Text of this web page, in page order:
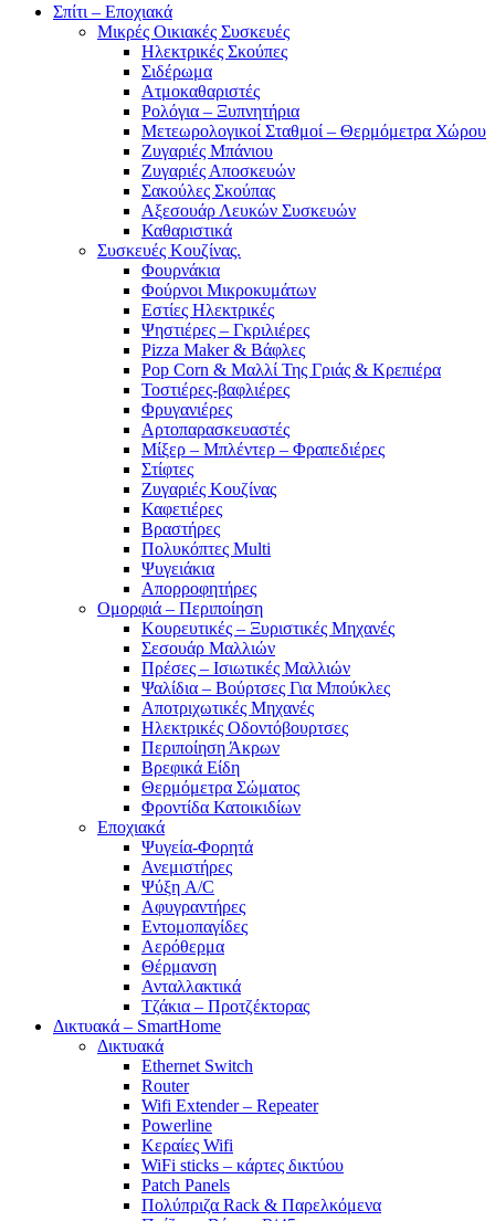
Σπίτι – Εποχιακά
Μικρές Οικιακές Συσκευές
Ηλεκτρικές Σκούπες
Σιδέρωμα
Ατμοκαθαριστές
Ρολόγια – Ξυπνητήρια
Μετεωρολογικοί Σταθμοί – Θερμόμετρα Χώρου
Ζυγαριές Μπάνιου
Ζυγαριές Αποσκευών
Σακούλες Σκούπας
Αξεσουάρ Λευκών Συσκευών
Καθαριστικά
Συσκευές Κουζίνας.
Φουρνάκια
Φούρνοι Μικροκυμάτων
Εστίες Ηλεκτρικές
Ψηστιέρες – Γκριλιέρες
Pizza Maker & Βάφλες
Pop Corn & Μαλλί Της Γριάς & Κρεπιέρα
Τοστιέρες-βαφλιέρες
Φρυγανιέρες
Αρτοπαρασκευαστές
Μίξερ – Μπλέντερ – Φραπεδιέρες
Στίφτες
Ζυγαριές Κουζίνας
Καφετιέρες
Βραστήρες
Πολυκόπτες Multi
Ψυγειάκια
Απορροφητήρες
Ομορφιά – Περιποίηση
Κουρευτικές – Ξυριστικές Μηχανές
Σεσουάρ Μαλλιών
Πρέσες – Ισιωτικές Μαλλιών
Ψαλίδια – Βούρτσες Για Μπούκλες
Αποτριχωτικές Μηχανές
Ηλεκτρικές Οδοντόβουρτσες
Περιποίηση Άκρων
Βρεφικά Είδη
Θερμόμετρα Σώματος
Φροντίδα Κατοικιδίων
Εποχιακά
Ψυγεία-Φορητά
Ανεμιστήρες
Ψύξη A/C
Αφυγραντήρες
Εντομοπαγίδες
Αερόθερμα
Θέρμανση
Ανταλλακτικά
Τζάκια – Προτζέκτορας
Δικτυακά – SmartHome
Δικτυακά
Ethernet Switch
Router
Wifi Extender – Repeater
Powerline
Κεραίες Wifi
WiFi sticks – κάρτες δικτύου
Patch Panels
Πολύπριζα Rack & Παρελκόμενα